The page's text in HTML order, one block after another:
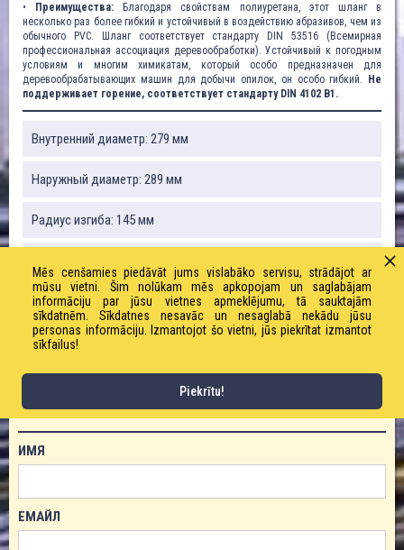
•
Преимущества: Благодаря свойствам полиуретана, этот шланг в
несколько раз более гибкий и устойчивый в воздействию абразивов, чем из
обычного PVC. Шланг соответствует стандарту DIN 53516 (Всемирная
профессиональная ассоциация деревообработки). Устойчивый к погодным
условиям и многим химикатам, который особо предназначен для
деревообрабатывающих машин для добычи опилок, он особо гибкий.
Не
поддерживает горение, соответствует стандарту DIN 4102 B1.
Внутренний диаметр: 279 мм
Наружный диаметр: 289 мм
Радиус изгиба: 145 мм
Вес: 1890 г / м
Рабочее давление: 0,15 бар
ЗАКАЗАТЬ ТОВАР!
ИМЯ
ЕМАЙЛ
Mēs cenšamies piedāvāt jums vislabāko servisu, strādājot ar
mūsu vietni. Šim nolūkam mēs apkopojam un saglabājam
informāciju par jūsu vietnes apmeklējumu, tā sauktajām
sīkdatnēm. Sīkdatnes nesavāc un nesaglabā nekādu jūsu
personas informāciju. Izmantojot šo vietni, jūs piekrītat izmantot
sīkfailus!
Piekrītu!